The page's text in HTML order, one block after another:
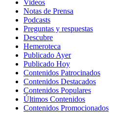
Videos
Notas de Prensa
Podcasts
Preguntas y respuestas
Descubre
Hemeroteca
Publicado Ayer
Publicado Hoy
Contenidos Patrocinados
Contenidos Destacados
Contenidos Populares
Últimos Contenidos
Contenidos Promocionados